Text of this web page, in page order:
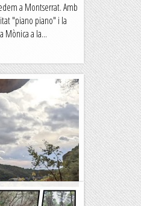
a Montserrat. Amb
"piano piano" i la
Mònica a la...